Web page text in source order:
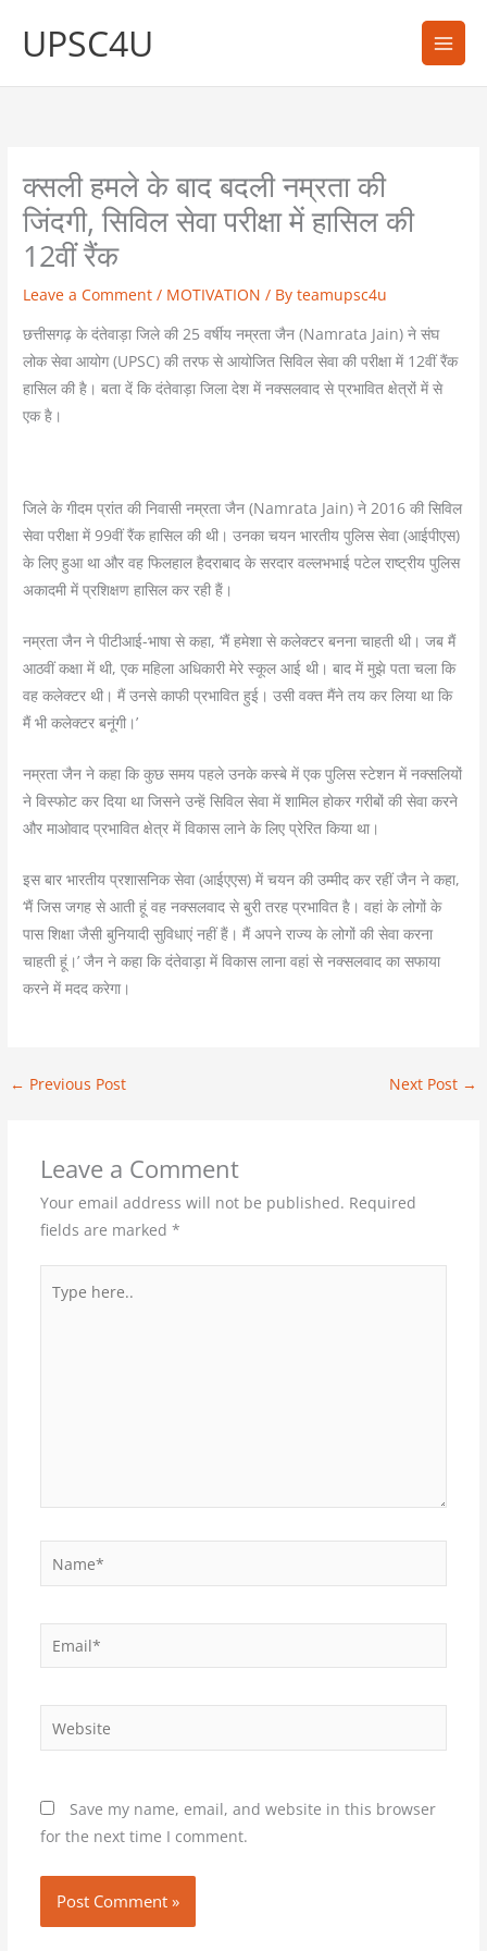
UPSC4U
क्सली हमले के बाद बदली नम्रता की
जिंदगी, सिविल सेवा परीक्षा में हासिल की
12वीं रैंक
Leave a Comment / MOTIVATION / Byteamupsc4u
छत्तीसगढ़ के दंतेवाड़ा जिले की 25 वर्षीय नम्रता जैन (Namrata Jain) ने संघ
लोक सेवा आयोग (UPSC) की तरफ से आयोजित सिविल सेवा की परीक्षा में 12वीं रैंक
हासिल की है। बता दें कि दंतेवाड़ा जिला देश में नक्सलवाद से प्रभावित क्षेत्रों में से
एक है।
जिले के गीदम प्रांत की निवासी नम्रता जैन (Namrata Jain) ने 2016 की सिविल
सेवा परीक्षा में 99वीं रैंक हासिल की थी। उनका चयन भारतीय पुलिस सेवा (आईपीएस)
के लिए हुआ था और वह फिलहाल हैदराबाद के सरदार वल्लभभाई पटेल राष्ट्रीय पुलिस
अकादमी में प्रशिक्षण हासिल कर रही हैं।
नम्रता जैन ने पीटीआई-भाषा से कहा, ‘मैं हमेशा से कलेक्टर बनना चाहती थी। जब मैं
आठवीं कक्षा में थी, एक महिला अधिकारी मेरे स्कूल आई थी। बाद में मुझे पता चला कि
वह कलेक्टर थी। मैं उनसे काफी प्रभावित हुई। उसी वक्त मैंने तय कर लिया था कि
मैं भी कलेक्टर बनूंगी।’
नम्रता जैन ने कहा कि कुछ समय पहले उनके कस्बे में एक पुलिस स्टेशन में नक्सलियों
ने विस्फोट कर दिया था जिसने उन्हें सिविल सेवा में शामिल होकर गरीबों की सेवा करने
और माओवाद प्रभावित क्षेत्र में विकास लाने के लिए प्रेरित किया था।
इस बार भारतीय प्रशासनिक सेवा (आईएएस) में चयन की उम्मीद कर रहीं जैन ने कहा,
‘मैं जिस जगह से आती हूं वह नक्सलवाद से बुरी तरह प्रभावित है। वहां के लोगों के
पास शिक्षा जैसी बुनियादी सुविधाएं नहीं हैं। मैं अपने राज्य के लोगों की सेवा करना
चाहती हूं।’ जैन ने कहा कि दंतेवाड़ा में विकास लाना वहां से नक्सलवाद का सफाया
करने में मदद करेगा।
← Previous Post Next Post →
Leave a Comment
Your email address will not be published. Required
fields are marked *
here..
Email*
Website
Save my name, email, and website in this browser
for the next time I comment.